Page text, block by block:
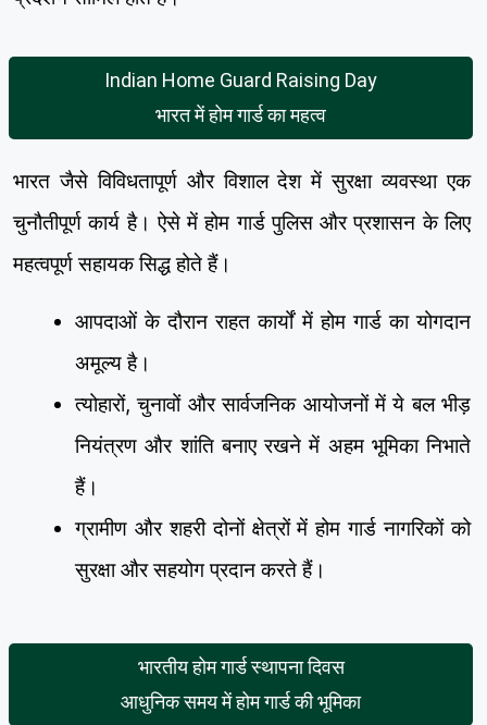
Indian Home Guard Raising Day
भारत में होम गार्ड का महत्व
भारत जैसे विविधतापूर्ण और विशाल देश में सुरक्षा व्यवस्था एक
चुनौतीपूर्ण कार्य है। ऐसे में होम गार्ड पुलिस और प्रशासन के लिए
महत्वपूर्ण सहायक सिद्ध होते हैं।
आपदाओं के दौरान राहत कार्यों में होम गार्ड का योगदान
अमूल्य है।
त्योहारों, चुनावों और सार्वजनिक आयोजनों में ये बल भीड़
नियंत्रण और शांति बनाए रखने में अहम भूमिका निभाते
हैं।
ग्रामीण और शहरी दोनों क्षेत्रों में होम गार्ड नागरिकों को
सुरक्षा और सहयोग प्रदान करते हैं।
भारतीय होम गार्ड स्थापना दिवस
आधुनिक समय में होम गार्ड की भूमिका